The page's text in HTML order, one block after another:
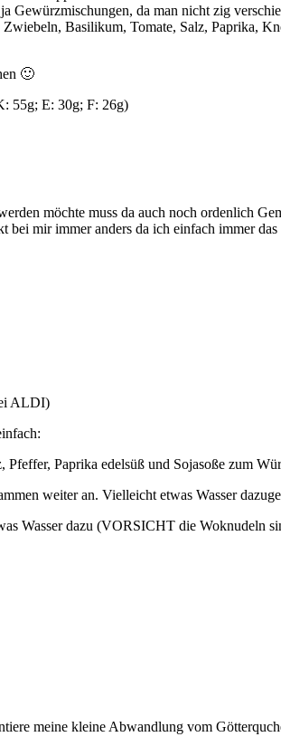
Gewürzmischungen, da man nicht zig
Basilikum, Tomate, Salz, Paprika,
🙂
55g; E: 30g; F: 26g)
möchte muss da auch noch ordenlich
bei mir immer anders da ich einfach immer
ALDI)
Paprika edelsüß und Sojasoße zum
weiter an. Vielleicht etwas Wasser
Wasser dazu (VORSICHT die Woknudeln
meine kleine Abwandlung vom